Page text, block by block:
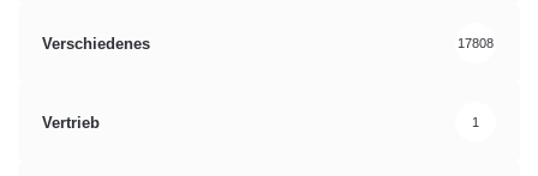
Verschiedenes 17808
Vertrieb 1